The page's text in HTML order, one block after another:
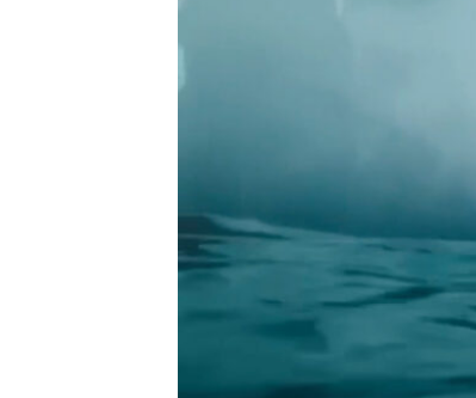
Cine y televisión